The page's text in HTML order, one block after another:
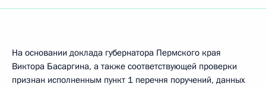
На основании доклада губернатора Пермского края
Виктора Басаргина, а также соответствующей проверки
признан исполненным пункт 1 перечня поручений, данных